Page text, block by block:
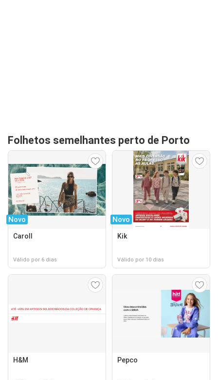
Folhetos semelhantes perto de Porto
Novo
Caroll
Válido por 6 dias
Novo
Kik
Válido por 10 dias
H&M Pepco